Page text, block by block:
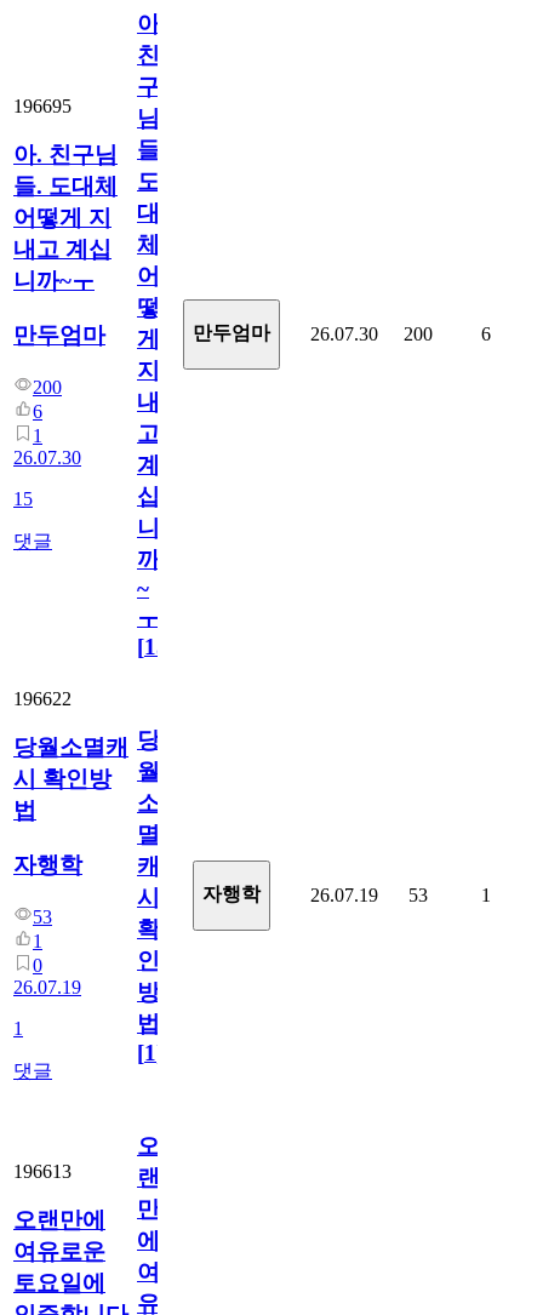
196695
아. 친구님
들. 도대체
어떻게 지
내고 계십
니까~ㅜ
만두엄마
200
6
1
26.07.30
15
댓글
아.
친
구
님
들.
도
대
체
어
떻
게
지
내
고
계
십
니
까
~
ㅜ
[15
만두엄마 26.07.30 200 6
196622
당월소멸캐
시 확인방
법
자행학
53
1
0
26.07.19
1
댓글
당
월
소
멸
캐
시
확
인
방
법
[1]
자행학 26.07.19 53 1
196613
오랜만에
여유로운
토요일에
오
랜
만
에
여
유